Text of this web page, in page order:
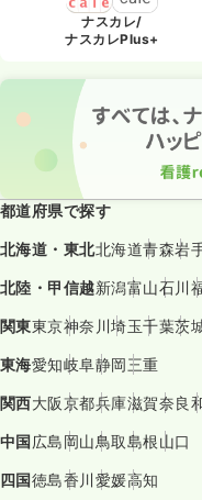
ナスカレ/
ナスカレPlus+
都道府県で探す
北海道・東北北海道青森岩
北陸・甲信越新潟富山石川
関東東京神奈川埼玉千葉茨
東海愛知岐阜静岡三重
関西大阪京都兵庫滋賀奈良
中国広島岡山鳥取島根山口
四国徳島香川愛媛高知